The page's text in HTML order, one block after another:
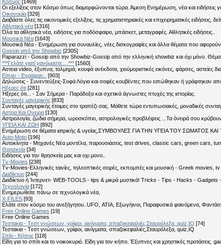
Κόσμος [1469]
Οι εξελίξεις στον Κόσμο όπως διαμορφώνονται τώρα. Άμεση Ενημέρωση, νέα και
Οικονομία [329]
Διαβάστε όλες τις οικονομικές εξελίξεις, τις χρηματιστηριακές και επιχειρηματικές ειδήσεις,
Αθλητικά νέα [1316]
Όλα τα αθλητικά νέα, ειδήσεις για ποδόσφαιρο, μπάσκετ, μεταγραφές. Αθλητικές ειδήσεις..
Μουσικά Νέα [1643]
Μουσικά Νέα - Ενημέρωση για συναυλίες, νέες δισκογραφίες και άλλα θέματα που
Gossip από την Showbiz [2305]
Paparazzi - Gossip από την Showbiz-Gossip από την ελληνική showbiz και όχι μόνο.
***Γελάτε γιατί χανόμαστε....*** [1560]
Αστεια video, έξυπνα, τολμηρά, κουφά ανέκδοτα, χιούμοριστικές εικόνες, φάρσες, αστείες
Είπαν - Εγραψαν..
[903]
Δηλώσεις - Συνεντεύξεις-Σοφά Λόγια και σοφές κουβέντες που ειπώθηκαν ή
Hξερες ότι [281]
Ήξερες ότι... - Σαν Σήμερα - Παράδοξα και σχετικά άγνωστες πτυχές της ιστορίας.
Συνταγές μαγειρικής [833]
Συνταγές μαγειρικής έτοιμες στο τραπέζι σας. Μάθετε τώρα εντυπωσιακές, μοναδικές
Αστρα Και Ονειρα [130]
Αστρολογία, ζώδια σήμερα, ωροσκόπιο, αστρολογικές προβλέψεις ...Τα όνειρά σου
ΥΓΕΙΑ ΚΑΙ ΖΩΗ [892]
Eνημέρωση σε θέματα ιατρικής & υγείας,ΣΥΜΒΟΥΛΕΣ ΓΙΑ ΤΗΝ ΥΓΕΙΑ ΤΟΥ ΣΩΜΑΤΟΣ
Auto-Moto [196]
Αυτοκίνητα - Μηχανές Νέα μοντέλα, παρουσιάσεις, test drives, classic cars, green cars,
Θρησκεία [34]
Ειδήσεις για την θρησκεία μας και οχι μονο..
Tv-Movies [238]
Tv-Movies-Ελληνικές ταινίες, τηλεοπτικές σειρές, εκπομπές και μουσική - Greek movies,
Διαδίκτυο [244]
Διαδίκτυο ή Ίντερνετ- WEB-TOOLS - tips & μικρά μυστικά! Tricks - Tips - Hacks - Gadgets
Τεχνολογία [172]
Ενημερωθείτε πάνω σε τεχνολογικά νέα,
X-FILES [93]
Ελάτε στον κόσμο του ανεξήγητου..UFO, ΑΤΙΑ, Εξωγήινοι, Παραφυσικά φαινόμενα,
Free Online Games [19]
Free Online Games
Τεστακια - Tεστ γνώσεων, γρίφοι, αινίγματα, σπαζοκεφαλιές,Σταυρόλεξα, quiz,IQ [74]
Τεστακια - Tεστ γνώσεων, γρίφοι, αινίγματα, σπαζοκεφαλιές,Σταυρόλεξα, quiz,IQ
Σπίτι - Κήπος [118]
Είδη για το σπίτι και το νοικοκυριό. Είδη για τον κήπο. Έξυπνες και χρηστικές προτάσεις.